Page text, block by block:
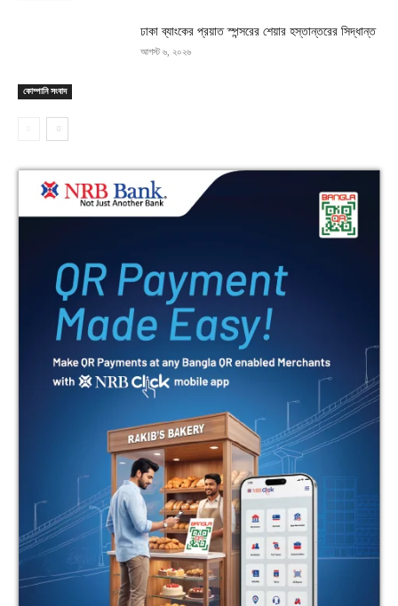
কোম্পানি সংবাদ
ঢাকা ব্যাংকের প্রয়াত স্পন্সরের শেয়ার হস্তান্তরের সিদ্ধান্ত
আগস্ট ৬, ২০২৬